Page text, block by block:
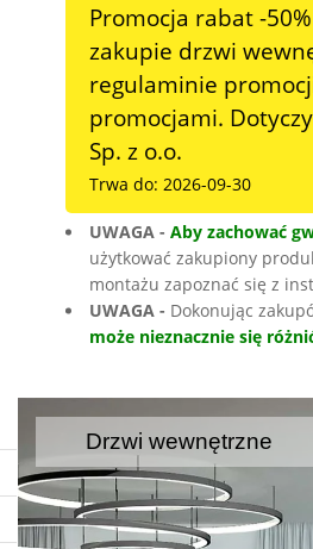
Promocja rabat -
zakupie drzwi
regulaminie
promocjami.
Sp. z o.o.
Trwa do: 2026-09-30
UWAGA -Aby zachować
użytkować zakupiony
montażu zapoznać się z
UWAGA - Dokonując
może nieznacznie się
Drzwi wewnętrzne